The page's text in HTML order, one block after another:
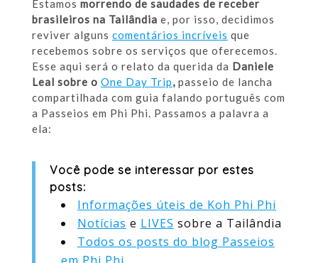
Estamos morrendo de saudades de receber
brasileiros na Tailândia e, por isso, decidimos
reviver alguns comentários incríveis que
recebemos sobre os serviços que oferecemos.
Esse aqui será o relato da querida da Daniele
Leal sobre o One Day Trip,passeio de lancha
compartilhada com guia falando português com
a Passeios em Phi Phi. Passamos a palavra a
ela:
Você pode se interessar por estes
posts:
Informações úteis de Koh Phi Phi
Notícias e LIVES sobre a Tailândia
Todos os posts do blog Passeios